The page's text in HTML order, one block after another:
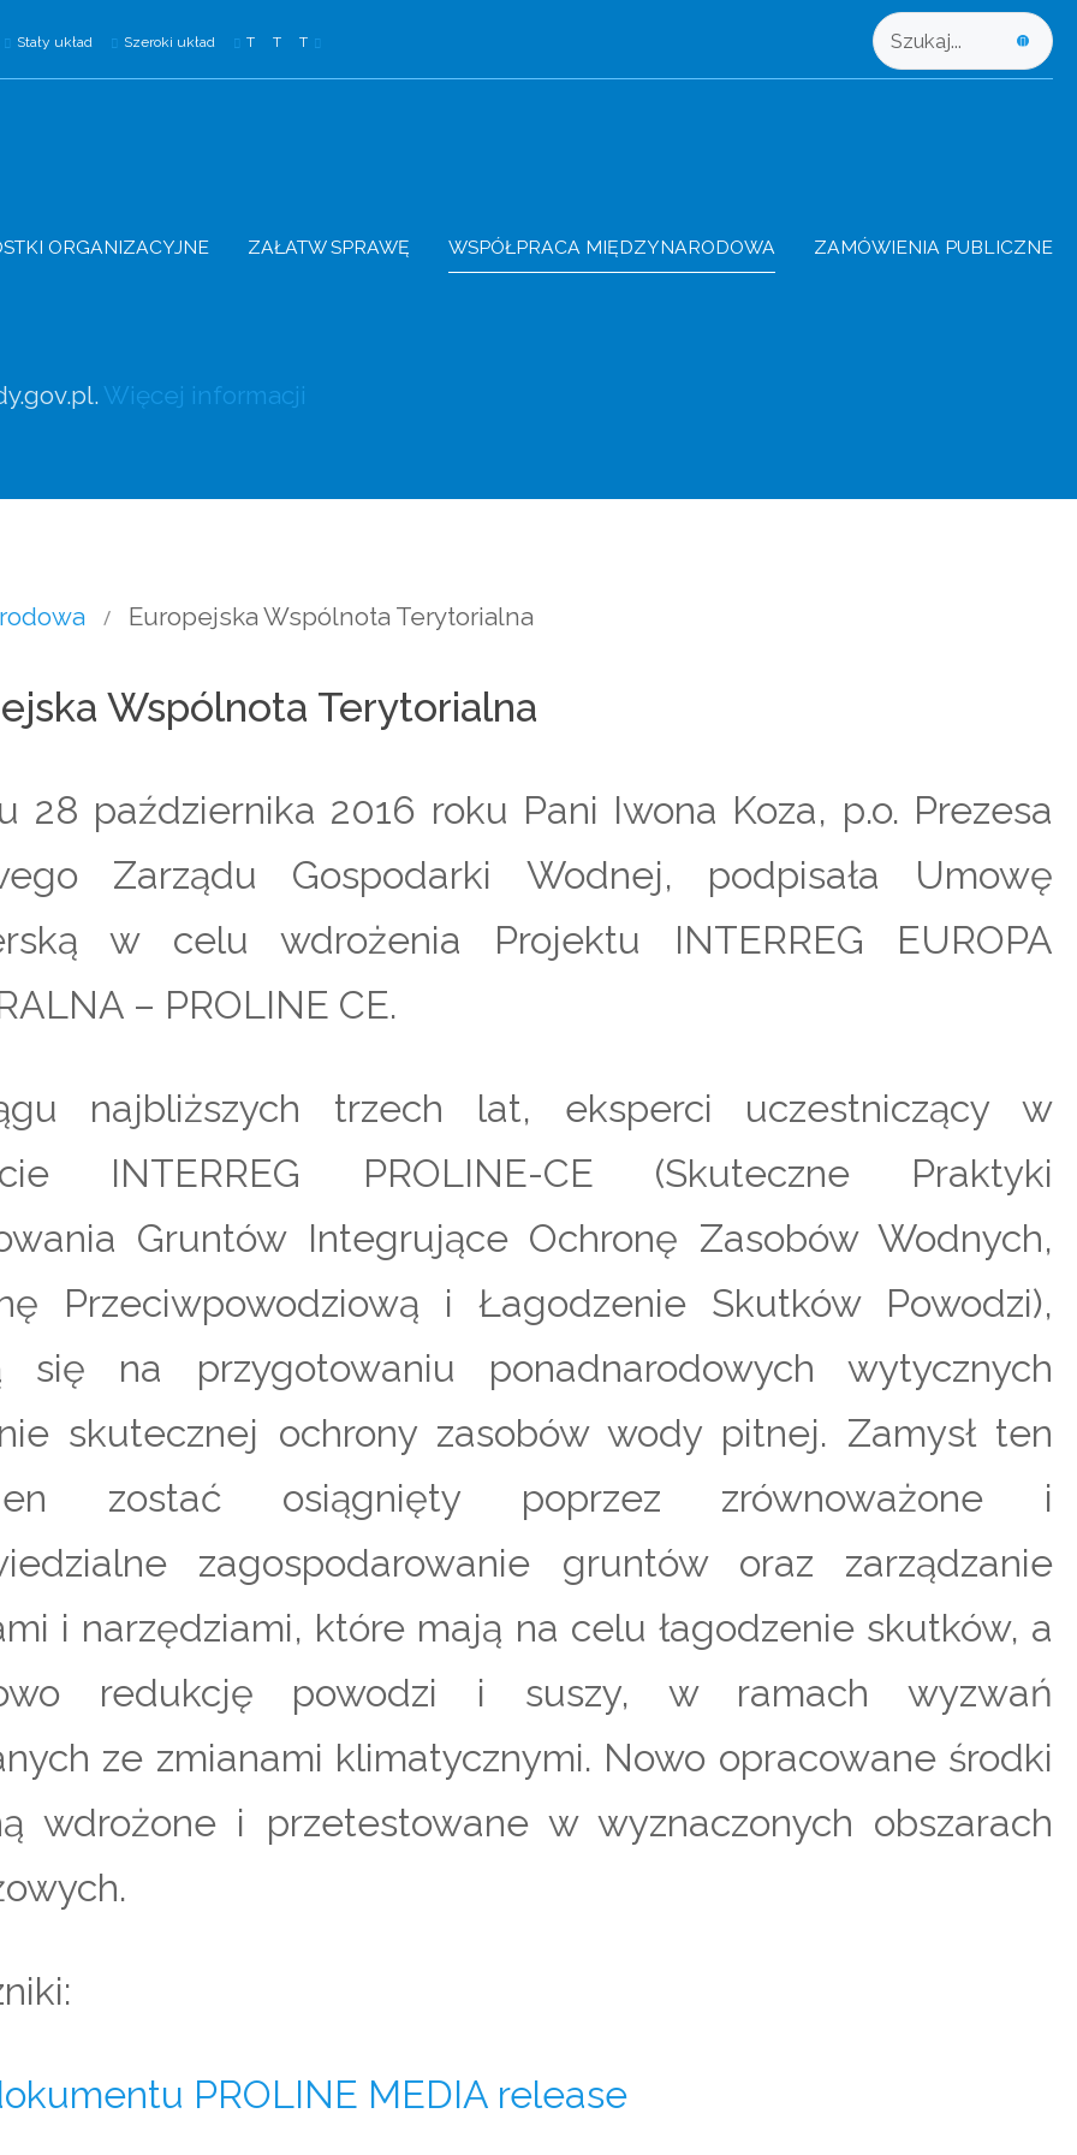
Stały układ Szeroki układ T T T
ORGANIZACYJNE ZAŁATW SPRAWĘ WSPÓŁPRACA MIĘDZYNARODOWA ZAMÓWIENIA PUBLICZNE
Więcej informacji
Europejska Wspólnota Terytorialna
Wspólnota Terytorialna
28 października 2016 roku Pani Iwona Koza, p.o. Prezesa
Zarządu Gospodarki Wodnej, podpisała Umowę
w celu wdrożenia Projektu INTERREG EUROPA
– PROLINE CE.
najbliższych trzech lat, eksperci uczestniczący w
INTERREG PROLINE-CE (Skuteczne Praktyki
Gruntów Integrujące Ochronę Zasobów Wodnych,
Przeciwpowodziową i Łagodzenie Skutków Powodzi),
się na przygotowaniu ponadnarodowych wytycznych
skutecznej ochrony zasobów wody pitnej. Zamysł ten
zostać osiągnięty poprzez zrównoważone i
zagospodarowanie gruntów oraz zarządzanie
i narzędziami, które mają na celu łagodzenie skutków, a
redukcję powodzi i suszy, w ramach wyzwań
ze zmianami klimatycznymi. Nowo opracowane środki
wdrożone i przetestowane w wyznaczonych obszarach
PROLINE MEDIA release